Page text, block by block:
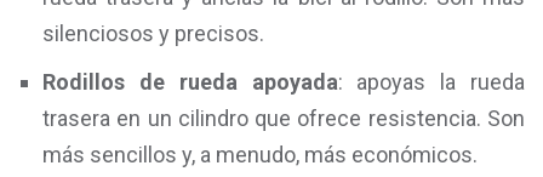
silenciosos y precisos.
Rodillos de rueda apoyada: apoyas la rueda
trasera en un cilindro que ofrece resistencia. Son
más sencillos y, a menudo, más económicos.